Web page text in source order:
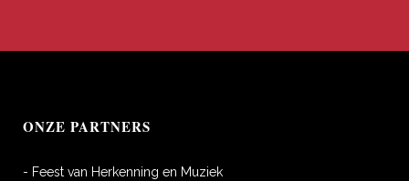
ONZE PARTNERS
- Feest van Herkenning en Muziek